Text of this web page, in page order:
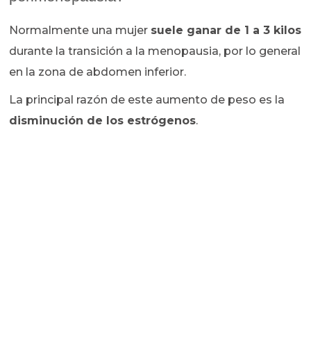
Normalmente una mujer suele ganar de 1 a 3 kilos
durante la transición a la menopausia, por lo general
en la zona de abdomen inferior.
La principal razón de este aumento de peso es la
disminución de los estrógenos.